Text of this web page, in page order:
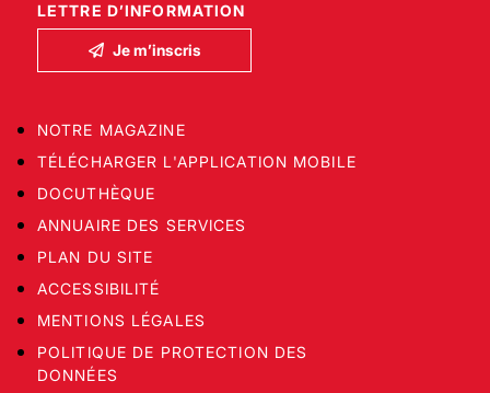
LETTRE D’INFORMATION
Je m’inscris
NOTRE MAGAZINE
TÉLÉCHARGER L'APPLICATION MOBILE
DOCUTHÈQUE
ANNUAIRE DES SERVICES
PLAN DU SITE
ACCESSIBILITÉ
MENTIONS LÉGALES
POLITIQUE DE PROTECTION DES
DONNÉES